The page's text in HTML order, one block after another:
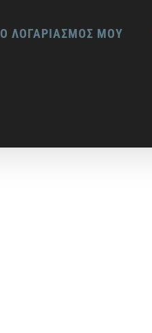
Ο ΛΟΓΑΡΙΑΣΜΟΣ ΜΟΥ